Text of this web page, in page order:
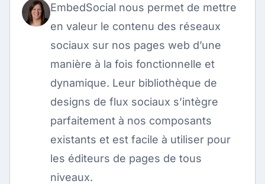
EmbedSocial nous permet de mettre
en valeur le contenu des réseaux
sociaux sur nos pages web d’une
manière à la fois fonctionnelle et
dynamique. Leur bibliothèque de
designs de flux sociaux s’intègre
parfaitement à nos composants
existants et est facile à utiliser pour
les éditeurs de pages de tous
niveaux.